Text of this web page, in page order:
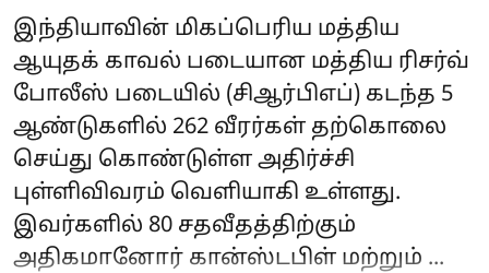
இந்தியாவின் மிகப்பெரிய மத்திய
ஆயுதக் காவல் படையான மத்திய ரிசர்வ்
போலீஸ் படையில் (சிஆர்பிஎப்) கடந்த 5
ஆண்டுகளில் 262 வீரர்கள் தற்கொலை
செய்து கொண்டுள்ள அதிர்ச்சி
புள்ளிவிவரம் வெளியாகி உள்ளது.
இவர்களில் 80 சதவீதத்திற்கும்
அதிகமானோர் கான்ஸ்டபிள் மற்றும் ...